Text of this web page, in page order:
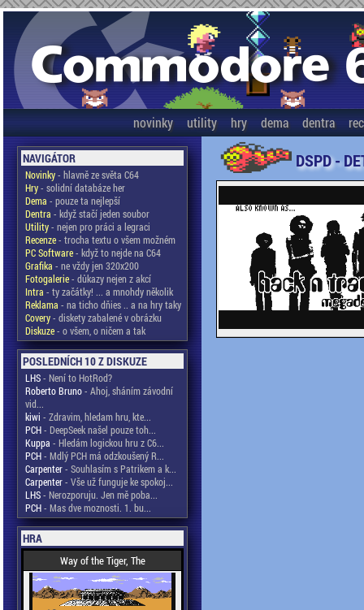
novinky utility hry dema dentra
NAVIGÁTOR
Novinky- hlavně ze světa C64
Hry- solidní databáze her
Dema - pouze ta nejlepší
Dentra - když stačí jeden soubor
Utility- nejen pro práci a legraci
Recenze- trocha textu o všem možném
PC Software- když to nejde na C64
Grafika - ne vždy jen 320x200
Fotogalerie- důkazy nejen z akcí
Intra - ty začátky! ... a mnohdy několik
Reklama - na ticho dňies .. a na hry taky
Covery- diskety zabalené v obrázku
Diskuze- o všem, o ničem a tak
POSLEDNÍCH 10 Z DISKUZE
LHS- Není to HotRod?
Roberto Bruno- Ahoj, sháním závodní
vid...
kiwi - Zdravim, hledam hru, kte...
PCH- DeepSeek našel pouze toh...
Kuppa - Hledám logickou hru z C6...
PCH- Mdlý PCH má odzkoušený R...
Carpenter- Souhlasím s Patrikem a k...
Carpenter- Vše už funguje ke spokoj...
LHS- Nerozporuju. Jen mě poba...
PCH- Mas dve moznosti. 1. bu...
HRA
Way of the Tiger, The
DSPD -